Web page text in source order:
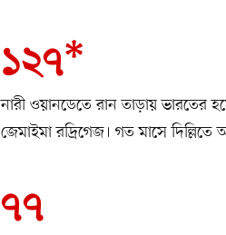
১২৭*
নারী ওয়ানডেতে রান তাড়ায় ভারতের
জেমাইমা রদ্রিগেজ। গত মাসে দিল্লিতে
৭৭